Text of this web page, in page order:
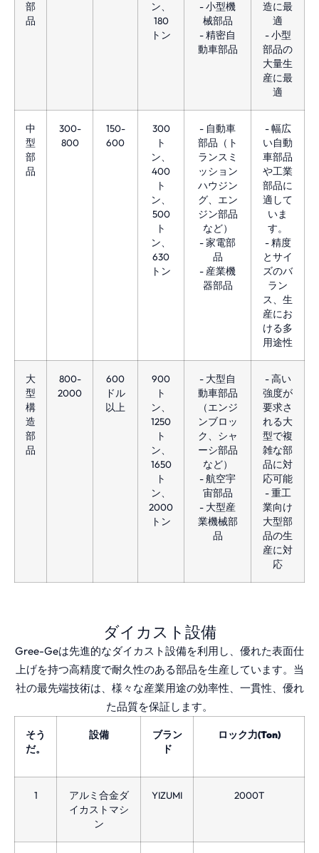
部
品
ン、
180
トン
- 小型機
械部品
- 精密自
動車部品
造に最
適
- 小型
部品の
大量生
産に最
適
中
型
部
品
300-
800
150-
600
300
ト
ン、
400
ト
ン、
500
ト
ン、
630
トン
- 自動車
部品（ト
ランスミ
ッション
ハウジン
グ、エン
ジン部品
など）
- 家電部
品
- 産業機
器部品
- 幅広
い自動
車部品
や工業
部品に
適して
いま
す。
- 精度
とサイ
ズのバ
ラン
ス、生
産にお
ける多
用途性
大
型
構
造
部
品
800-
2000
600
ドル
以上
900
ト
ン、
1250
ト
ン、
1650
ト
ン、
2000
トン
- 大型自
動車部品
（エンジ
ンブロッ
ク、シャ
ーシ部品
など）
- 航空宇
宙部品
- 大型産
業機械部
品
- 高い
強度が
要求さ
れる大
型で複
雑な部
品に対
応可能
- 重工
業向け
大型部
品の生
産に対
応
ダイカスト設備
Gree-Geは先進的なダイカスト設備を利用し、優れた表面仕
上げを持つ高精度で耐久性のある部品を生産しています。当
社の最先端技術は、様々な産業用途の効率性、一貫性、優れ
た品質を保証します。
そう
だ。
設備
ブラン
ド
ロック力(Ton)
1
アルミ合金ダ
イカストマシ
ン
YIZUMI 2000T